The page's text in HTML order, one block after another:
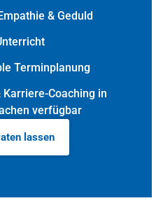
& Geduld
Terminplanung
Coaching in
verfügbar
lassen